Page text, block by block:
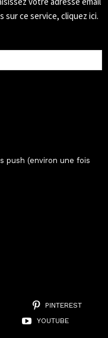
sur ce service, cliquez ici.
push (environ une fois
PINTEREST
YOUTUBE